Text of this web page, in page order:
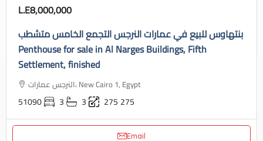
L.E8,000,000
بنتهاوس للبيع في عمارات النرجس التجمع الخامس متشطب
Penthouse for sale in Al Narges Buildings, Fifth
Settlement, finished
النرجس عمارات، New Cairo 1, Egypt
51090 3 3 275 275
Email